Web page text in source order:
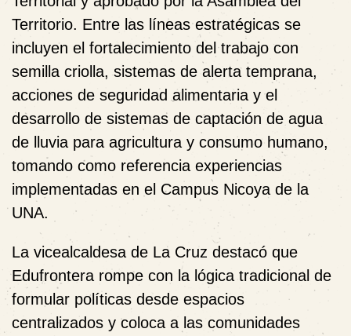
Territorio. Entre las líneas estratégicas se
incluyen el fortalecimiento del trabajo con
semilla criolla, sistemas de alerta temprana,
acciones de seguridad alimentaria y el
desarrollo de sistemas de captación de agua
de lluvia para agricultura y consumo humano,
tomando como referencia experiencias
implementadas en el Campus Nicoya de la
UNA.
La vicealcaldesa de La Cruz destacó que
Edufrontera rompe con la lógica tradicional de
formular políticas desde espacios
centralizados y coloca a las comunidades